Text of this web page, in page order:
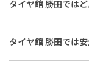
がございますが、事
ただきますのでご
軽にご相談ください
タイヤ館 勝田では
タイヤ館 勝田での
れ・劣化、バッテ
料で点検いたしま
は店舗スタッフま
タイヤ館 勝田では
タイヤ館 勝田での